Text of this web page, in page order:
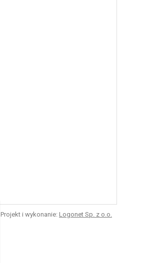
Projekt i wykonanie: Logonet Sp. z o.o.